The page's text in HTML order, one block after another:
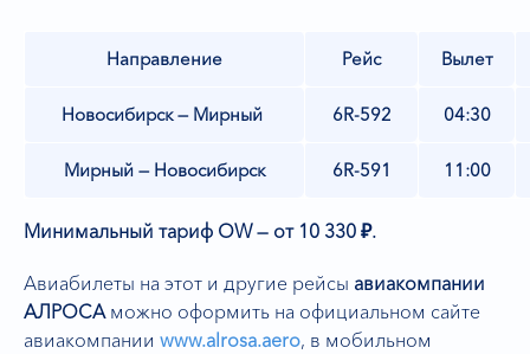
Направление Рейс Вылет
Новосибирск — Мирный 6R-592 04:30
Мирный — Новосибирск 6R-591 11:00
Минимальный тариф OW — от 10 330 ₽.
Авиабилеты на этот и другие рейсы авиакомпании
АЛРОСА можно оформить на официальном сайте
авиакомпании www.alrosa.aero, в мобильном